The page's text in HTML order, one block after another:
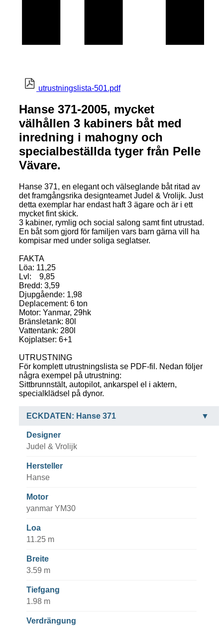
utrustningslista-501.pdf
Hanse 371-2005, mycket
välhållen 3 kabiners båt med
inredning i mahogny och
specialbeställda tyger från Pelle
Vävare.
Hanse 371, en elegant och välseglande båt ritad av
det framgångsrika designteamet Judel & Vrolijk. Just
detta exemplar har endast haft 3 ägare och är i ett
mycket fint skick.
3 kabiner, rymlig och social salong samt fint utrustad.
En båt som gjord för familjen vars barn gärna vill ha
kompisar med under soliga seglatser.
FAKTA
Löa: 11,25
Lvl: 9,85
Bredd: 3,59
Djupgående: 1,98
Deplacement: 6 ton
Motor: Yanmar, 29hk
Bränsletank: 80l
Vattentank: 280l
Kojplatser: 6+1
UTRUSTNING
För komplett utrustningslista se PDF-fil. Nedan följer
några exempel på utrustning:
Sittbrunnstält, autopilot, ankarspel el i aktern,
specialklädsel på dynor.
ECKDATEN: Hanse 371
Designer
Judel & Vrolijk
Hersteller
Hanse
Motor
yanmar YM30
Loa
11.25 m
Breite
3.59 m
Tiefgang
1.98 m
Verdrängung